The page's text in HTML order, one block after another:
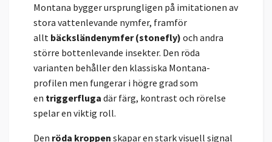
Montana bygger ursprungligen på imitationen av
stora vattenlevande nymfer, framför
allt bäcksländenymfer (stonefly) och andra
större bottenlevande insekter. Den röda
varianten behåller den klassiska Montana-
profilen men fungerar i högre grad som
en triggerfluga där färg, kontrast och rörelse
spelar en viktig roll.
Den röda kroppen skapar en stark visuell signal